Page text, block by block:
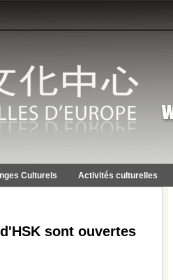
Culturels Activités culturelles
sont ouvertes